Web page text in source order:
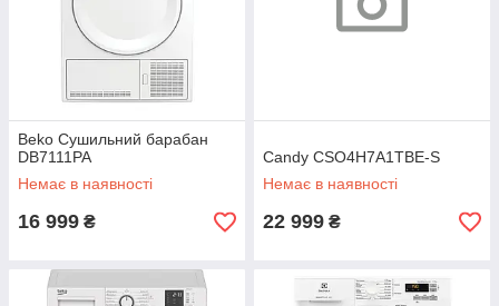
Beko Сушильний барабан
DB7111PA
Немає в наявності
16 999 ₴
Candy CSO4H7A1TBE-S
Немає в наявності
22 999 ₴